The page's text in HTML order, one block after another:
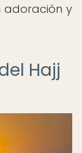
adoración y
Hajj